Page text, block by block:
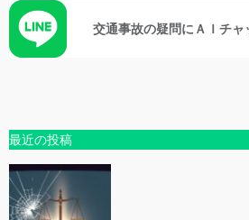
交通事故の疑問にＡＩチャ
最近の投稿